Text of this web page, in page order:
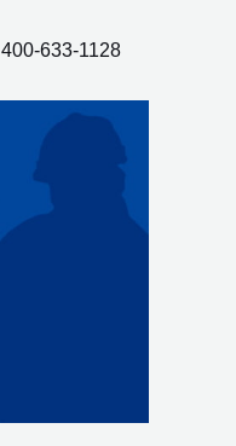
400-633-1128